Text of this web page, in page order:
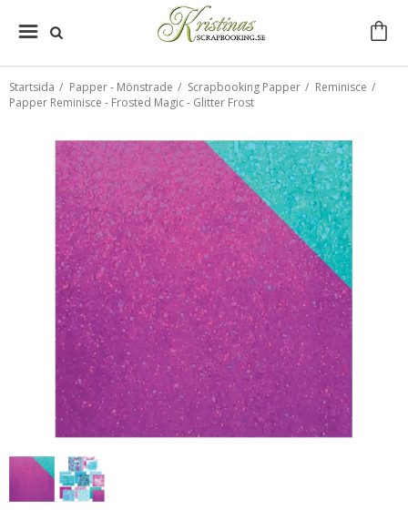
Startsida / Papper - Mönstrade / Scrapbooking Papper / Reminisce /
Papper Reminisce - Frosted Magic - Glitter Frost